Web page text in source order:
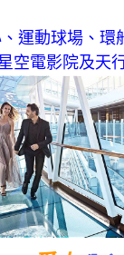
運動球場、環
空電影院及天